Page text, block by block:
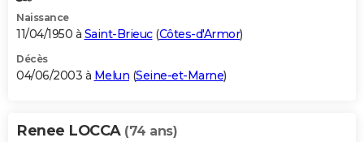
Naissance
11/04/1950 à Saint-Brieuc(Côtes-d'Armor)
Décès
04/06/2003 à Melun (Seine-et-Marne)
Renee LOCCA (74 ans)